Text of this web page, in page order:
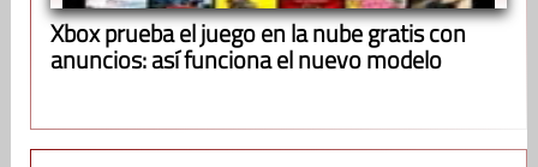
Xbox prueba el juego en la nube gratis con
anuncios: así funciona el nuevo modelo